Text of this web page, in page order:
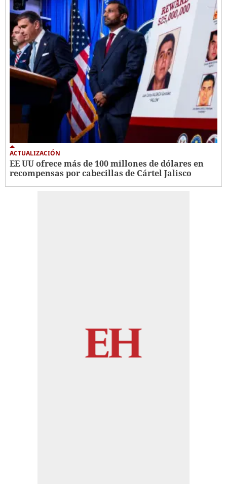
ACTUALIZACIÓN
EE UU ofrece más de 100 millones de dólares en
recompensas por cabecillas de Cártel Jalisco